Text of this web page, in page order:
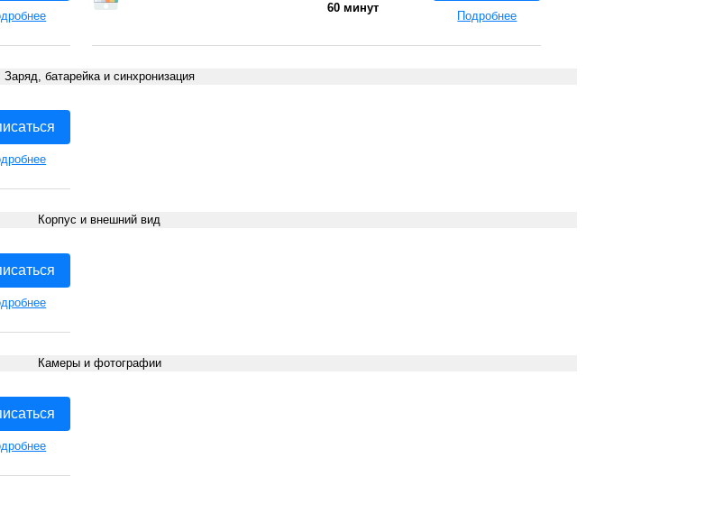
Подробнее
60 минут
Заряд, батарейка и синхронизация
Корпус и внешний вид
Камеры и фотографии